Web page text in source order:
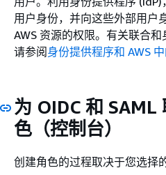
用户身份，并向这些外部用户
AWS 资源的权限。有关联合和
请参阅身份提供程序和 AWS
为 OIDC 和 SAML
色（控制台）
创建角色的过程取决于您选择